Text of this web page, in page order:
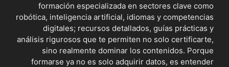
formación especializada en sectores clave como
robótica, inteligencia artificial, idiomas y competencias
digitales; recursos detallados, guías prácticas y
análisis rigurosos que te permiten no solo certificarte,
sino realmente dominar los contenidos. Porque
formarse ya no es solo adquirir datos, es entender